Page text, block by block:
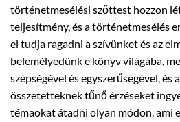
történetmesélési szőttest hozzon
teljesítmény, és a történetmesélés
el tudja ragadni a szívünket és az
belemélyedünk e könyv világába,
szépségével és egyszerűségével, és
összetetteknek tűnő érzéseket
témaokat átadni olyan módon, ami